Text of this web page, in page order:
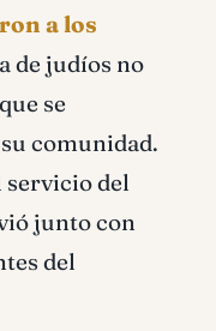
a los
de judíos no
se
comunidad.
servicio del
junto con
del